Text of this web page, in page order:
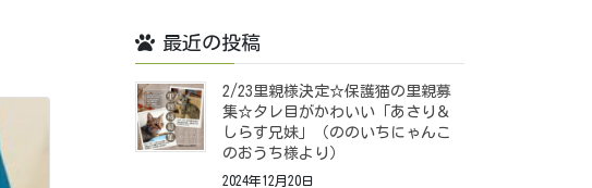
最近の投稿
2/23里親様決定☆保護猫の里親募
集☆タレ目がかわいい「あさり＆
しらす兄妹」（ののいちにゃんこ
のおうち様より）
2024年12月20日